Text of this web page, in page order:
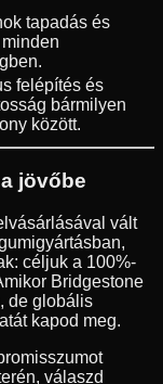
tapadás és
felépítés és
bármilyen
között.
jövőbe
vált
céljuk a 100%-
Bridgestone
de globális
kapod meg.
válaszd